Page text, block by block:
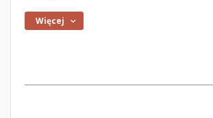
Więcej